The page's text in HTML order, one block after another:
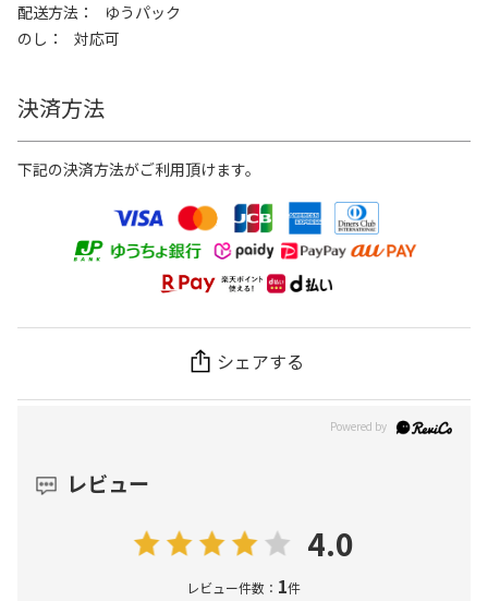
配送方法
ゆうパック
のし
対応可
決済方法
下記の決済方法がご利用頂けます。
シェアする
レビュー
4.0
レビュー件数： 1件